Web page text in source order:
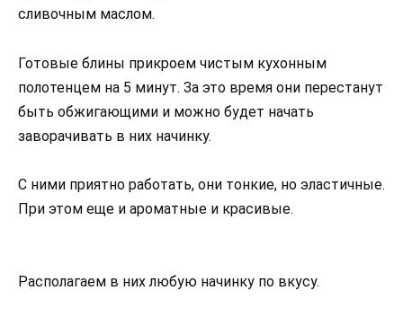
сливочным маслом.
Готовые блины прикроем чистым кухонным
полотенцем на 5 минут. За это время они перестанут
быть обжигающими и можно будет начать
заворачивать в них начинку.
С ними приятно работать, они тонкие, но эластичные.
При этом еще и ароматные и красивые.
Располагаем в них любую начинку по вкусу.